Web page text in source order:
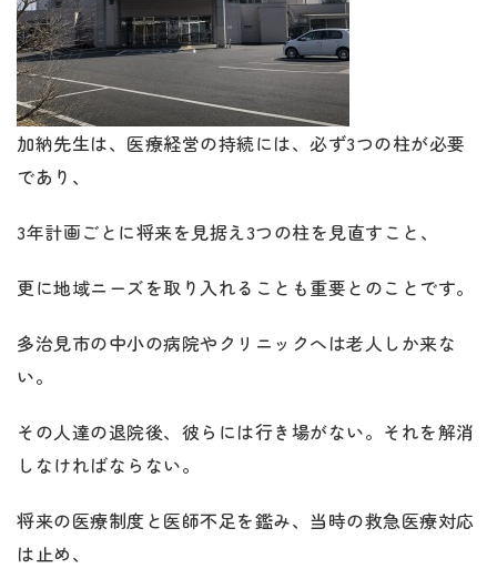
加納先生は、医療経営の持続には、必ず3つの柱が必要
であり、
3年計画ごとに将来を見据え3つの柱を見直すこと、
更に地域ニーズを取り入れることも重要とのことです。
多治見市の中小の病院やクリニックへは老人しか来な
い。
その人達の退院後、彼らには行き場がない。それを解消
しなければならない。
将来の医療制度と医師不足を鑑み、当時の救急医療対応
は止め、